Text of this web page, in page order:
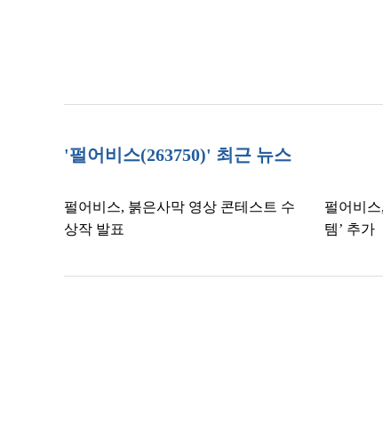
'펄어비스(263750)' 최근 뉴스
펄어비스, 붉은사막 영상 콘테스트 수
상작 발표
펄어비
템’ 추가